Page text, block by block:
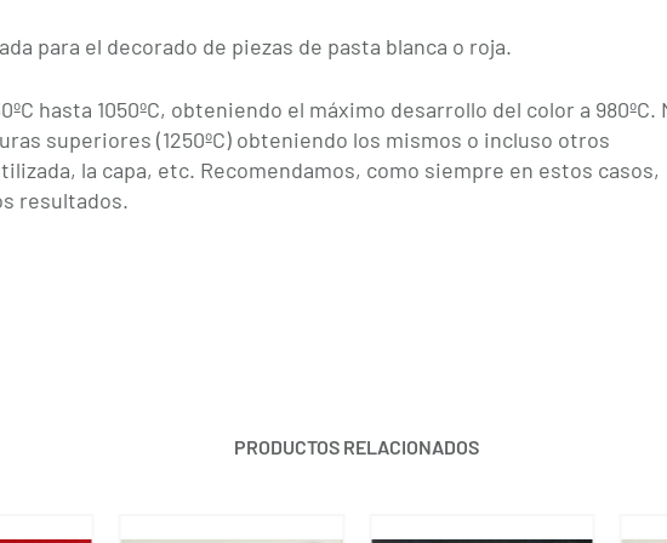
para el decorado de piezas de pasta blanca o roja.
hasta 1050ºC, obteniendo el máximo desarrollo del color a 980ºC.
superiores (1250ºC) obteniendo los mismos o incluso otros
la capa, etc. Recomendamos, como siempre en estos casos,
resultados.
PRODUCTOS RELACIONADOS